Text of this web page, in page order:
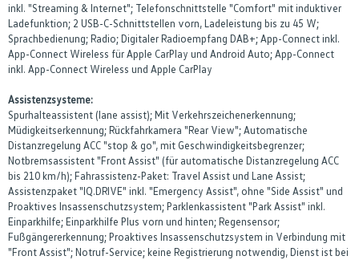
inkl. "Streaming & Internet"; Telefonschnittstelle "Comfort" mit induktiver
Ladefunktion; 2 USB-C-Schnittstellen vorn, Ladeleistung bis zu 45 W;
Sprachbedienung; Radio; Digitaler Radioempfang DAB+; App-Connect inkl.
App-Connect Wireless für Apple CarPlay und Android Auto; App-Connect
inkl. App-Connect Wireless und Apple CarPlay
Assistenzsysteme:
Spurhalteassistent (lane assist); Mit Verkehrszeichenerkennung;
Müdigkeitserkennung; Rückfahrkamera "Rear View"; Automatische
Distanzregelung ACC "stop & go", mit Geschwindigkeitsbegrenzer;
Notbremsassistent "Front Assist" (für automatische Distanzregelung ACC
bis 210 km/h); Fahrassistenz-Paket: Travel Assist und Lane Assist;
Assistenzpaket "IQ.DRIVE" inkl. "Emergency Assist", ohne "Side Assist" und
Proaktives Insassenschutzsystem; Parklenkassistent "Park Assist" inkl.
Einparkhilfe; Einparkhilfe Plus vorn und hinten; Regensensor;
Fußgängererkennung; Proaktives Insassenschutzsystem in Verbindung mit
"Front Assist"; Notruf-Service; keine Registrierung notwendig, Dienst ist bei